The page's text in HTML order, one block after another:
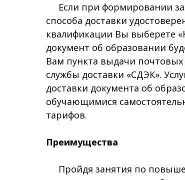
Если при формировании
способа доставки
квалификации Вы выберете
документ об образовании
Вам пункта выдачи
службы доставки «СДЭК».
доставки документа об
обучающимися
тарифов.
Преимущества
Пройдя занятия по